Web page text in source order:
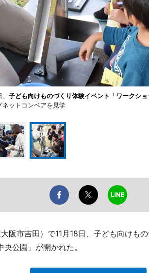
子ども向けものづくり体験イベント「ワークシ
ネットコンベアを見学
阪市吉田）で11月18日、子ども向けも
公園」が開かれた。